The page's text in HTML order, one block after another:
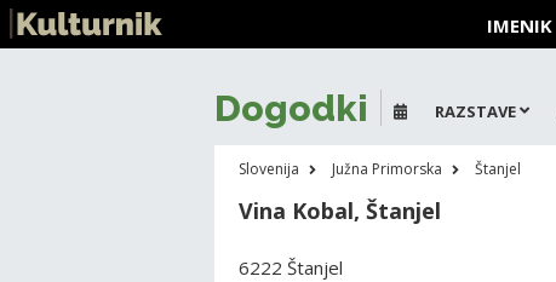
IMENIK
Dogodki RAZSTAVE
Slovenija Južna Primorska Štanjel
Vina Kobal, Štanjel
6222 Štanjel